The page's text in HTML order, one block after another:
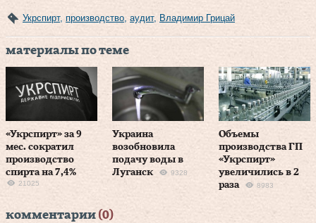
Укрспирт, производство аудит, Владимир Грицай
материалы по теме
«Укрспирт» за 9
мес. сократил
производство
спирта на 7,4%
21025
Украина
возобновила
подачу воды в
Луганск
9328
Объемы
производства ГП
«Укрспирт»
увеличились в 2
раза
8983
комментарии (0)